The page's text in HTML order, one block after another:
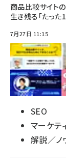
商品比較サイト
生き残る「たった
7月27日 11:15
SEO
マーケテ
解説／ノ